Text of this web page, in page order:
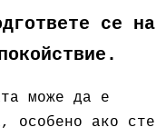
се на
може да е
особено ако сте